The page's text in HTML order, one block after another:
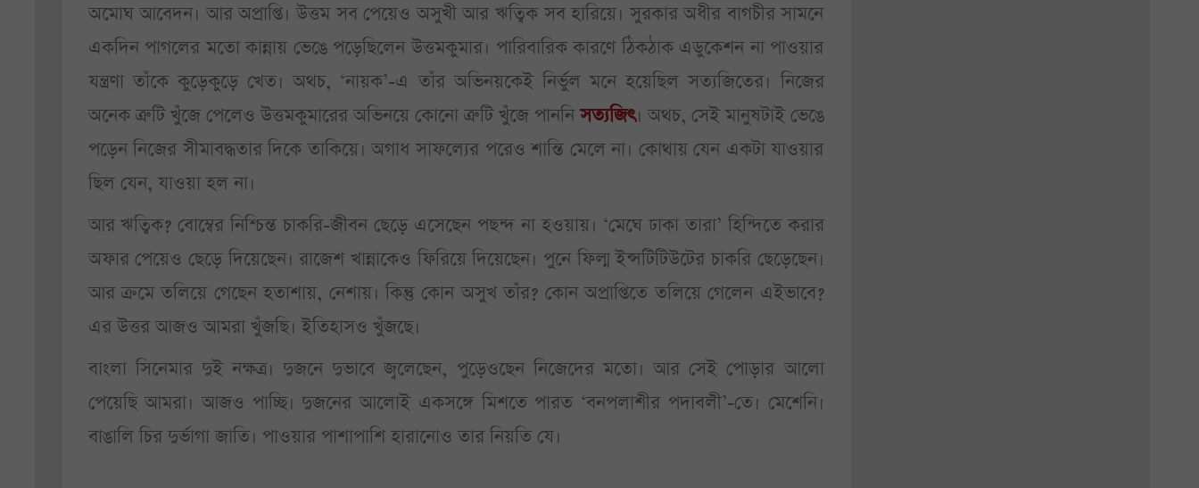
অমোঘ আবেদন। আর অপ্রাপ্তি। উত্তম সব পেয়েও অসুখী আর ঋত্বিক সব হারিয়ে। সুরকার অধীর বাগচীর সামনে
একদিন পাগলের মতো কান্নায় ভেঙে পড়েছিলেন উত্তমকুমার। পারিবারিক কারণে ঠিকঠাক এডুকেশন না পাওয়ার
যন্ত্রণা তাঁকে কুড়েকুড়ে খেত। অথচ, ‘নায়ক’-এ তাঁর অভিনয়কেই নির্ভুল মনে হয়েছিল সত্যজিতের। নিজের
অনেক ত্রুটি খুঁজে পেলেও উত্তমকুমারের অভিনয়ে কোনো ত্রুটি খুঁজে পাননিসত্যজিৎ। অথচ, সেই মানুষটাই ভেঙে
পড়েন নিজের সীমাবদ্ধতার দিকে তাকিয়ে। অগাধ সাফল্যের পরেও শান্তি মেলে না। কোথায় যেন একটা যাওয়ার
ছিল যেন, যাওয়া হল না।
আর ঋত্বিক? বোম্বের নিশ্চিন্ত চাকরি-জীবন ছেড়ে এসেছেন পছন্দ না হওয়ায়। ‘মেঘে ঢাকা তারা’ হিন্দিতে করার
অফার পেয়েও ছেড়ে দিয়েছেন। রাজেশ খান্নাকেও ফিরিয়ে দিয়েছেন। পুনে ফিল্ম ইন্সটিটিউটের চাকরি ছেড়েছেন।
আর ক্রমে তলিয়ে গেছেন হতাশায়, নেশায়। কিন্তু কোন অসুখ তাঁর? কোন অপ্রাপ্তিতে তলিয়ে গেলেন এইভাবে?
এর উত্তর আজও আমরা খুঁজছি। ইতিহাসও খুঁজছে।
বাংলা সিনেমার দুই নক্ষত্র। দুজনে দুভাবে জ্বলেছেন, পুড়েওছেন নিজেদের মতো। আর সেই পোড়ার আলো
পেয়েছি আমরা। আজও পাচ্ছি। দুজনের আলোই একসঙ্গে মিশতে পারত ‘বনপলাশীর পদাবলী’-তে। মেশেনি।
বাঙালি চির দুর্ভাগা জাতি। পাওয়ার পাশাপাশি হারানোও তার নিয়তি যে।